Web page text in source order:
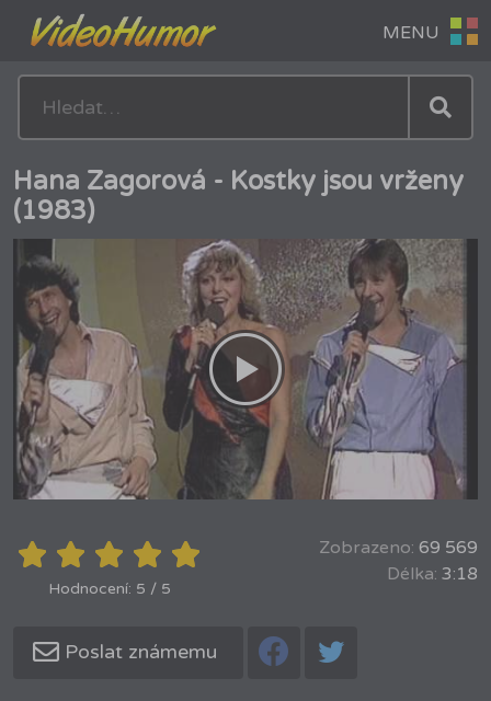
Hana Zagorová - Kostky jsou vrženy
(1983)
Hodnocení: 5 / 5
Zobrazeno: 69 569
Délka: 3:18
Poslat známemu